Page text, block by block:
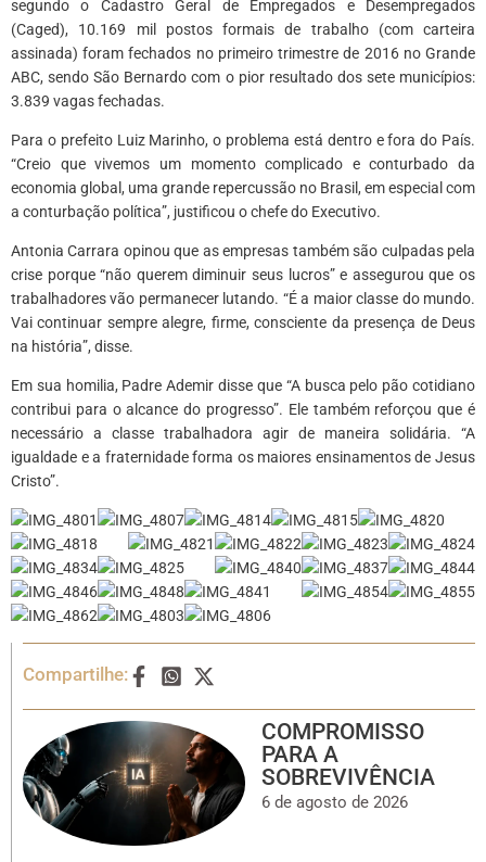
segundo o Cadastro Geral de Empregados e Desempregados
(Caged), 10.169 mil postos formais de trabalho (com carteira
assinada) foram fechados no primeiro trimestre de 2016 no Grande
ABC, sendo São Bernardo com o pior resultado dos sete municípios:
3.839 vagas fechadas.
Para o prefeito Luiz Marinho, o problema está dentro e fora do País.
“Creio que vivemos um momento complicado e conturbado da
economia global, uma grande repercussão no Brasil, em especial com
a conturbação política”, justificou o chefe do Executivo.
Antonia Carrara opinou que as empresas também são culpadas pela
crise porque “não querem diminuir seus lucros” e assegurou que os
trabalhadores vão permanecer lutando. “É a maior classe do mundo.
Vai continuar sempre alegre, firme, consciente da presença de Deus
na história”, disse.
Em sua homilia, Padre Ademir disse que “A busca pelo pão cotidiano
contribui para o alcance do progresso”. Ele também reforçou que é
necessário a classe trabalhadora agir de maneira solidária. “A
igualdade e a fraternidade forma os maiores ensinamentos de Jesus
Cristo”.
Compartilhe:
COMPROMISSO
PARA A
SOBREVIVÊNCIA
6 de agosto de 2026